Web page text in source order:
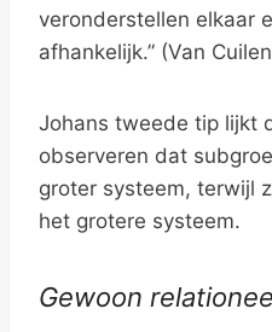
veronderstellen elkaar
afhankelijk.” (Van
Johans tweede tip lijkt
observeren dat
groter systeem, terwijl
het grotere systeem.
Gewoon